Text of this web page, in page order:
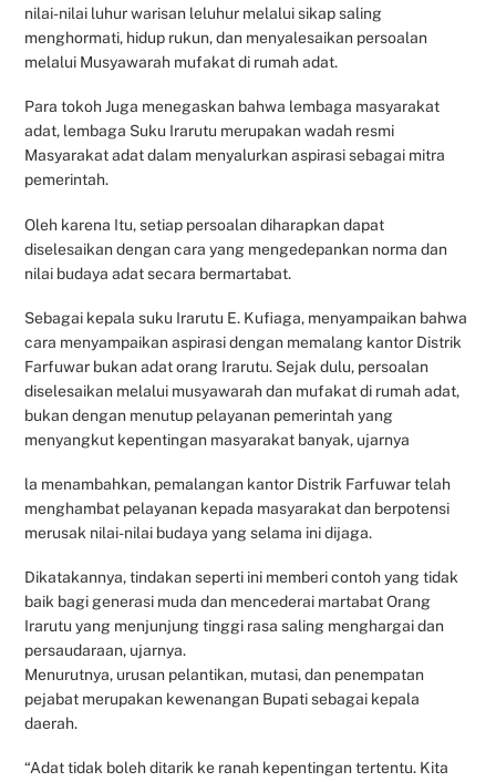
nilai-nilai luhur warisan leluhur melalui sikap saling
menghormati, hidup rukun, dan menyalesaikan persoalan
melalui Musyawarah mufakat di rumah adat.
Para tokoh Juga menegaskan bahwa lembaga masyarakat
adat, lembaga Suku Irarutu merupakan wadah resmi
Masyarakat adat dalam menyalurkan aspirasi sebagai mitra
pemerintah.
Oleh karena Itu, setiap persoalan diharapkan dapat
diselesaikan dengan cara yang mengedepankan norma dan
nilai budaya adat secara bermartabat.
Sebagai kepala suku Irarutu E. Kufiaga, menyampaikan bahwa
cara menyampaikan aspirasi dengan memalang kantor Distrik
Farfuwar bukan adat orang Irarutu. Sejak dulu, persoalan
diselesaikan melalui musyawarah dan mufakat di rumah adat,
bukan dengan menutup pelayanan pemerintah yang
menyangkut kepentingan masyarakat banyak, ujarnya
la menambahkan, pemalangan kantor Distrik Farfuwar telah
menghambat pelayanan kepada masyarakat dan berpotensi
merusak nilai-nilai budaya yang selama ini dijaga.
Dikatakannya, tindakan seperti ini memberi contoh yang tidak
baik bagi generasi muda dan mencederai martabat Orang
Irarutu yang menjunjung tinggi rasa saling menghargai dan
persaudaraan, ujarnya.
Menurutnya, urusan pelantikan, mutasi, dan penempatan
pejabat merupakan kewenangan Bupati sebagai kepala
daerah.
“Adat tidak boleh ditarik ke ranah kepentingan tertentu. Kita